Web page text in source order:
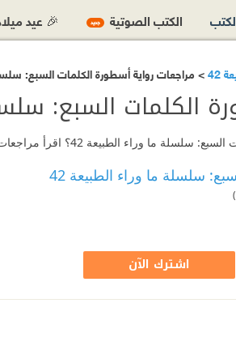
42 > مراجعات رواية أسطورة الكلمات السبع:
الكلمات السبع:
42؟ اقرأ مراجعات الرواية أو أضف مراجعتك الخاصة.
سلسلة ما وراء الطبيعة 42
اشترك الآن
الكتب الصوتية جديد 🎉 عيد